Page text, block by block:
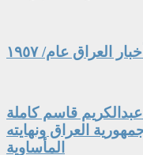
العراق عام/ ١٩٥٧
قاسم كاملة
العراق ونهايته
المأساوية